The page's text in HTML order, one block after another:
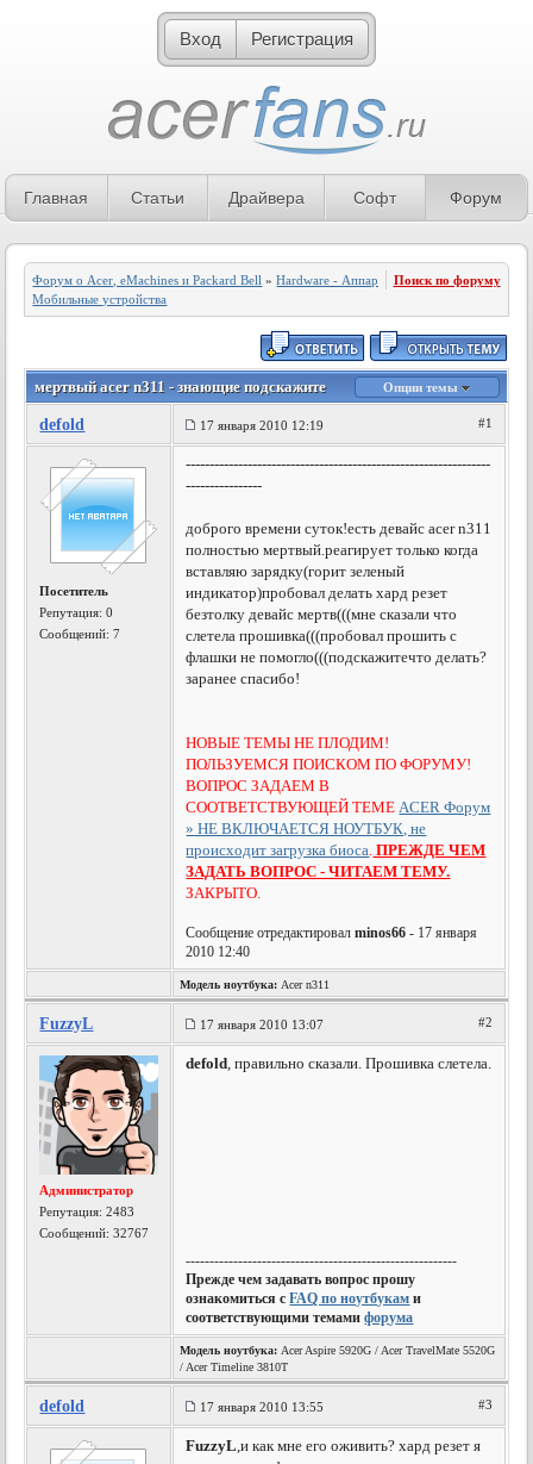
Вход Регистрация
Главная Статьи Драйвера Софт Форум
Форум о Acer, eMachines и Packard Bell »Hardware - Аппаратное обеспечение»
Мобильные устройства
Поиск по форуму
мертвый acer n311 - знающие подскажите Опции темы
defold 17 января 2010 12:19 #1
Посетитель
Репутация:0
Сообщений: 7
----------------------------------------------------------------
----------------
доброго времени суток!есть девайс acer n311
полностью мертвый.реагирует только когда
вставляю зарядку(горит зеленый
индикатор)пробовал делать хард резет
безтолку девайс мертв(((мне сказали что
слетела прошивка(((пробовал прошить с
флашки не помогло(((подскажитечто делать?
заранее спасибо!
НОВЫЕ ТЕМЫ НЕ ПЛОДИМ!
ПОЛЬЗУЕМСЯ ПОИСКОМ ПО ФОРУМУ!
ВОПРОС ЗАДАЕМ В
СООТВЕТСТВУЮЩЕЙ ТЕМЕACER Форум
» НЕ ВКЛЮЧАЕТСЯ НОУТБУК, не
происходит загрузка биоса. ПРЕЖДЕ ЧЕМ
ЗАДАТЬ ВОПРОС - ЧИТАЕМ ТЕМУ.
ЗАКРЫТО.
Сообщение отредактировалminos66 - 17 января
2010 12:40
Модель ноутбука: Acer n311
FuzzyL 17 января 2010 13:07 #2
Администратор
Репутация:2483
Сообщений: 32767
defold, правильно сказали. Прошивка слетела.
---------------------------------------------------------
Прежде чем задавать вопрос прошу
ознакомиться сFAQ по ноутбукам и
соответствующими темамифорума
Модель ноутбука: Acer Aspire 5920G / Acer TravelMate 5520G
/ Acer Timeline 3810T
defold 17 января 2010 13:55 #3
FuzzyL,и как мне его оживить? хард резет я